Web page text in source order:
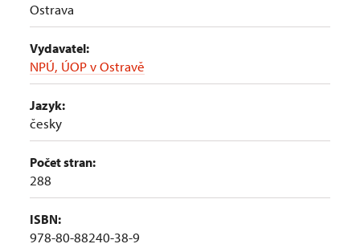
Ostrava
Vydavatel:
NPÚ, ÚOP v Ostravě
Jazyk:
česky
Počet stran:
288
ISBN:
978-80-88240-38-9